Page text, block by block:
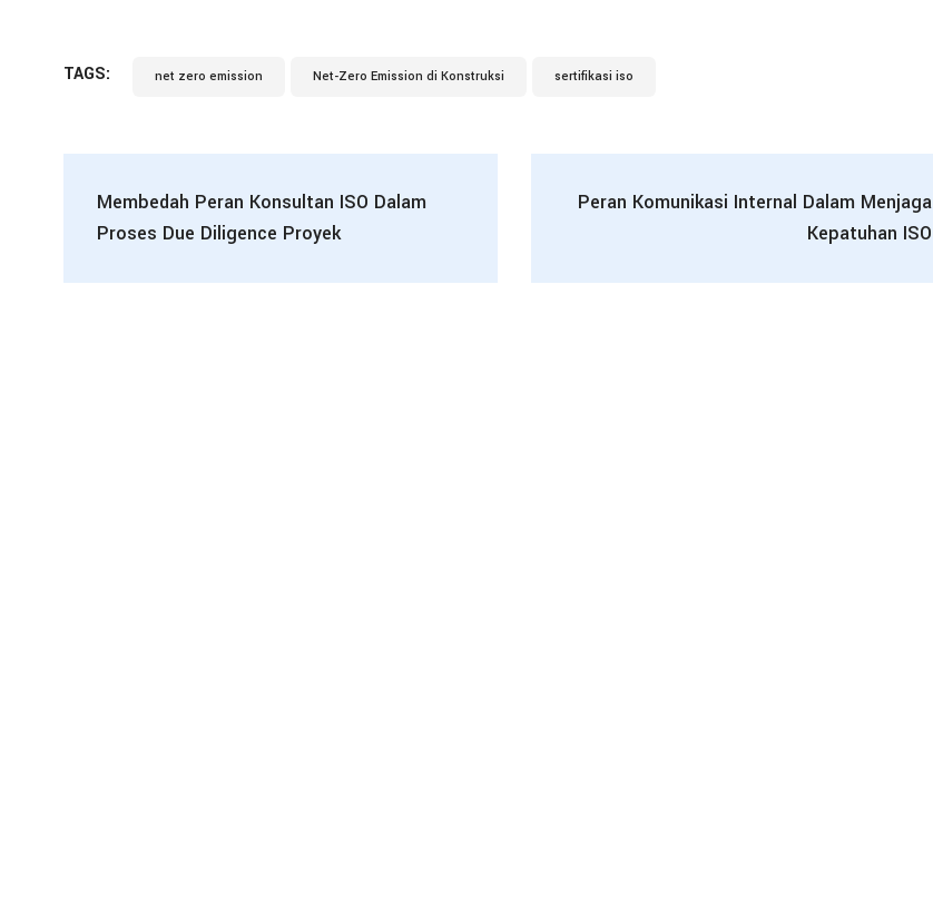
TAGS: net zero emission Net-Zero Emission di Konstruksi sertifikasi iso
Membedah Peran Konsultan ISO Dalam
Proses Due Diligence Proyek
Peran Komunikasi Internal Dalam Menjaga
Kepatuhan ISO